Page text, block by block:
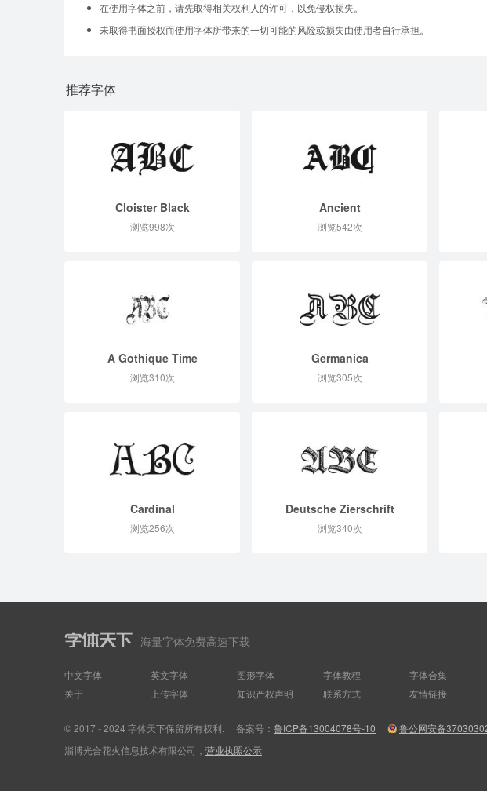
在使用字体之前，请先取得相关权利人的许可，以免侵权损失。
未取得书面授权而使用字体所带来的一切可能的风险或损失由使用者自行承担。
推荐字体
Cloister Black
浏览998次
Ancient
浏览542次
A Gothique Time
浏览310次
Germanica
浏览305次
Cardinal
浏览256次
Deutsche Zierschrift
浏览340次
海量字体免费高速下载
中文字体 英文字体 图形字体 字体教程 字体合集
关于
上传字体 知识产权声明 联系方式 友情链接
© 2017 - 2024 字体天下保留所有权利. 备案号： 鲁ICP备13004078号-10
鲁公网安备
淄博光合花火信息技术有限公司， 营业执照公示